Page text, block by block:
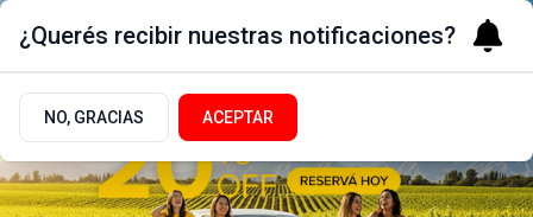
¿Querés recibir nuestras notificaciones?
NO, GRACIAS ACEPTAR